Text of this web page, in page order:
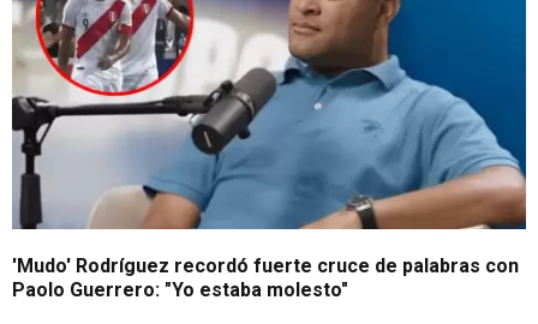
'Mudo' Rodríguez recordó fuerte cruce de palabras con
Paolo Guerrero: "Yo estaba molesto"